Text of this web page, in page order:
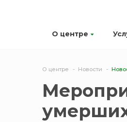
О центре
О центре Новости